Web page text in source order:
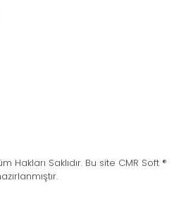
Hakları Saklıdır. Bu site CMR Soft ®️